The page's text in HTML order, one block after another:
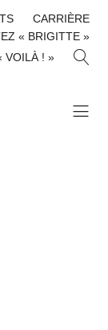
CARRIÈRE
« BRIGITTE »
VOILÀ ! »
H